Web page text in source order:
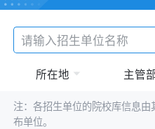
所在地 主管
注：各招生单位的院校库信息
布单位。